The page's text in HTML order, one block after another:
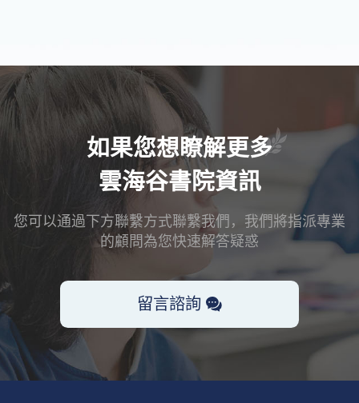
如果您想瞭解更多
雲海谷書院資訊
您可以通過下方聯繫方式聯繫我們，我們將指派專業
的顧問為您快速解答疑惑
留言諮詢